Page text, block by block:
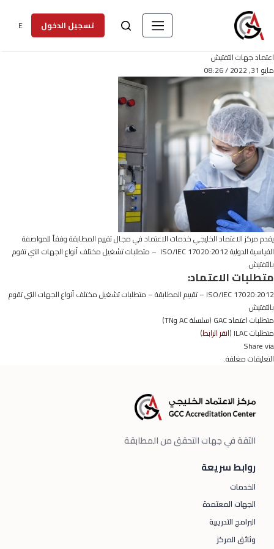
تسجيل الدخول E
اعتماد جهات التفتيش
مايو 31, 2022 / 08:26
يقدم مركز الاعتماد الخليجي خدمات الاعتماد في مجال تقييم المطابقة وفقاً للمواصفة
القياسية الدولية ISO/IEC 17020:2012 – متطلبات تشغيل مختلف أنواع الجهات التي تقوم
بالتفتيش.
متطلبات الاعتماد:
ISO/IEC 17020:2012 – تقييم المطابقة – متطلبات تشغيل مختلف أنواع الجهات التي تقوم
بالتفتيش
متطلبات اعتماد GAC (سلسلة AC وTN)
متطلبات ILAC (
انقر الرابط)
Share via
التعليقات مغلقة.
الثقة في جهات التحقق من المطابقة
روابط سريعة
الخدمات
الجهات المعتمدة
البرامج التدريبية
وثائق المركز